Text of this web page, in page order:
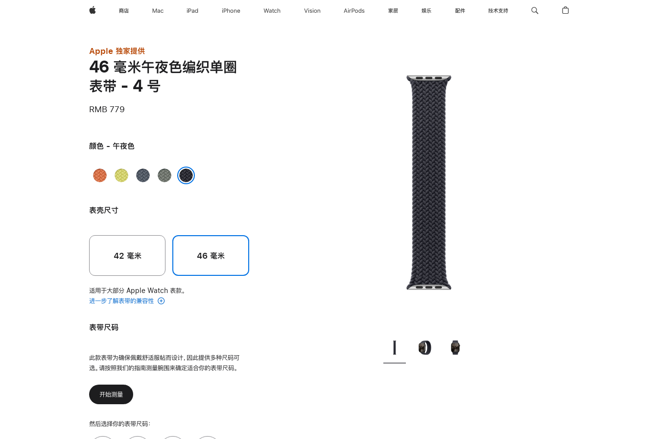
Apple 商店 Mac iPad iPhone Watch Vision AirPods 家居 娱乐 配件 技术支持
Apple 独家提供
46 毫米午夜色编织单圈
表带 - 4 号
RMB 779
颜色 - 午夜色
姜
色
霓
色
铁
灰
表壳尺寸
42 毫米 46 毫米
适用于大部分 Apple Watch 表款。
进一步了解表带的兼容性
表带尺码
此款表带为确保佩戴舒适服帖而设计，因此提供多种尺码可
选。请按照我们的指南测量腕围来确定适合你的表带尺码。
开始测量
然后选择你的表带尺码：